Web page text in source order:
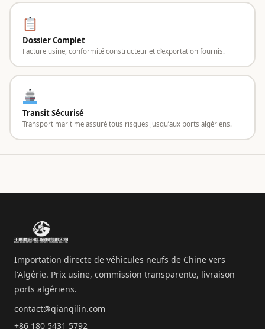
Dossier Complet
Facture usine, conformité constructeur et d’exportation fournis.
Transit Sécurisé
Transport maritime assuré tous risques jusqu’aux ports algériens.
Importation directe de véhicules neufs de Chine vers
l'Algérie. Prix usine, commission transparente, livraison
ports algériens.
contact@qianqilin.com
+86 180 5431 5792